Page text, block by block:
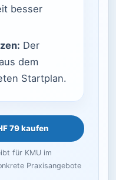
besser
Der
dem
Startplan.
79 kaufen
für KMU im
Praxisangebote